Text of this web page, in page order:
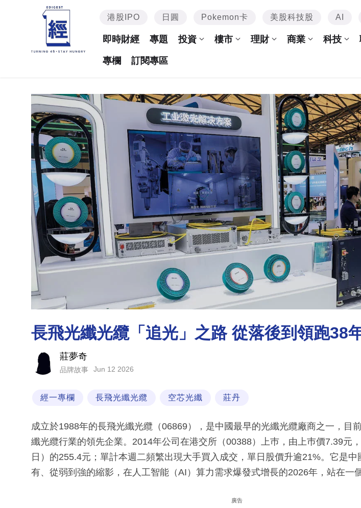
港股IPO 日圓 Pokemon卡 美股科技股 AI
即時財經 專題 投資 樓市 理財 商業 科技
專欄 訂閱專區
長飛光纖光纜「追光」之路 從落後到領跑38
莊夢奇
品牌故事 Jun 12 2026
經一專欄 長飛光纖光纜 空芯光纖 莊丹
成立於1988年的長飛光纖光纜（06869），是中國最早的光纖光纜廠商之一，目
纖光纜行業的領先企業。2014年公司在港交所（00388）上巿，由上巿價7.39元
日）的255.4元；單計本週二頻繁出現大手買入成交，單日股價升逾21%。它是中
有、從弱到強的縮影，在人工智能（AI）算力需求爆發式增長的2026年，站在一
廣告